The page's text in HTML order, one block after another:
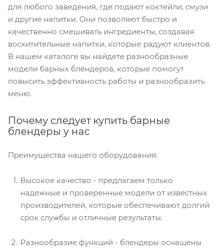
для любого заведения, где подают коктейли, смузи
и другие напитки. Они позволяют быстро и
качественно смешивать ингредиенты, создавая
восхитительные напитки, которые радуют клиентов.
В нашем каталоге вы найдете разнообразные
модели барных блендеров, которые помогут
повысить эффективность работы и разнообразить
меню.
Почему следует купить барные
блендеры у нас
Преимущества нашего оборудования:
Высокое качество - предлагаем только
надежные и проверенные модели от известных
производителей, которые обеспечивают долгий
срок службы и отличные результаты.
Разнообразие функций - блендеры оснащены